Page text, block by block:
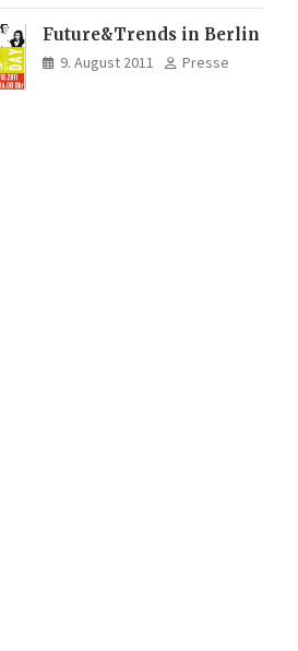
Future&Trends in Berlin
9. August 2011 Presse